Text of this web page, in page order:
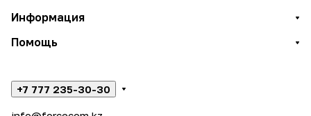
Информация
Помощь
+7 777 235-30-30